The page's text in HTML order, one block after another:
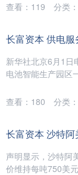
查看： 119 分类：
长富资本 供电
新华社北京6月1日
电池智能生产园区
查看： 180 分类：
长富资本 沙特
声明显示，沙特阿
价维持每吨750美